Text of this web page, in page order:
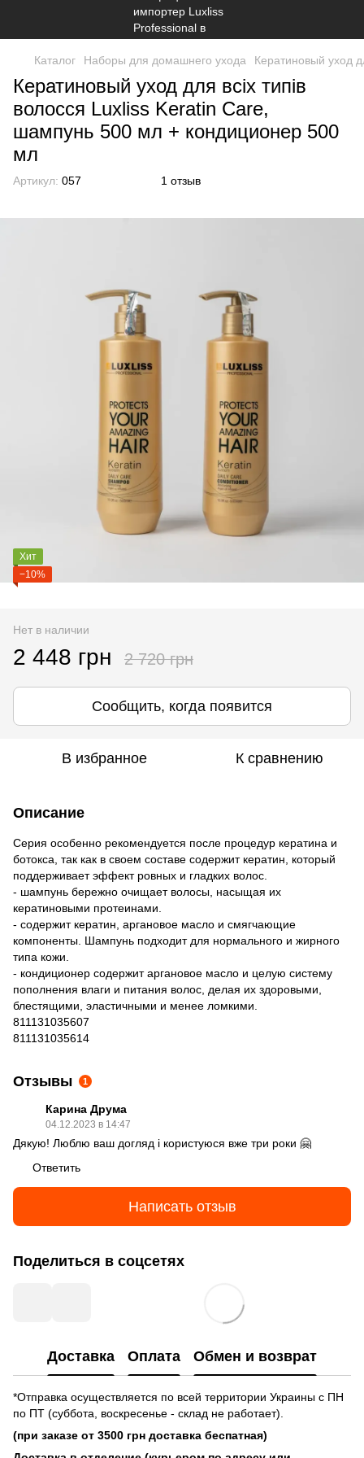
Каталог Наборы для домашнего ухода Кератиновый уход
Кератиновый уход для всіх типів
волосся Luxliss Keratin Care,
шампунь 500 мл + кондиционер 500
мл
Артикул: 057 1 отзыв
Хит
−10%
Нет в наличии
2 448 грн 2 720 грн
Сообщить, когда появится
В избранное К сравнению
Описание
Серия особенно рекомендуется после процедур кератина и
ботокса, так как в своем составе содержит кератин, который
поддерживает эффект ровных и гладких волос.
- шампунь бережно очищает волосы, насыщая их
кератиновыми протеинами.
- содержит кератин, аргановое масло и смягчающие
компоненты. Шампунь подходит для нормального и жирного
типа кожи.
- кондиционер содержит аргановое масло и целую систему
пополнения влаги и питания волос, делая их здоровыми,
блестящими, эластичными и менее ломкими.
811131035607
811131035614
Отзывы 1
Карина Друма
04.12.2023 в 14:47
Дякую! Люблю ваш догляд і користуюся вже три роки 🤗
Ответить
Написать отзыв
Поделиться в соцсетях
Доставка Оплата Обмен и возврат
*Отправка осуществляется по всей территории Украины с ПН
по ПТ (суббота, воскресенье - склад не работает).
(при заказе от 3500 грн доставка беспатная)